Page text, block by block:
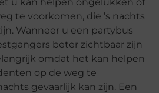
te voorkomen, die ’s nachts
Wanneer u een partybus
beter zichtbaar zijn
omdat het kan helpen
op de weg te
gevaarlijk kan zijn. Een